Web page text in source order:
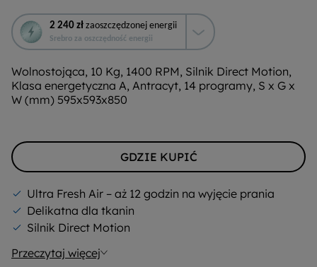
2 240 zł zaoszczędzonej energii
Srebro za oszczędność energii
To
działanie
otworzy
narzędzie
do
oszczędzania
energii
Wolnostojąca, 10 Kg, 1400 RPM, Silnik Direct Motion,
Klasa energetyczna A, Antracyt, 14 programy, S x G x
W (mm) 595x593x850
GDZIE KUPIĆ
Ultra Fresh Air – aż 12 godzin na wyjęcie prania
Delikatna dla tkanin
Silnik Direct Motion
Przeczytaj więcej